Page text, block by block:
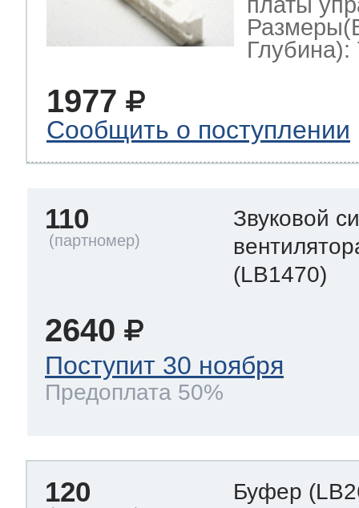
Глубина):
1977
Сообщить о поступлении
110
Звуковой
(LB1470)
2640
Поступит 30 ноября
Предоплата 50%
120 Буфер